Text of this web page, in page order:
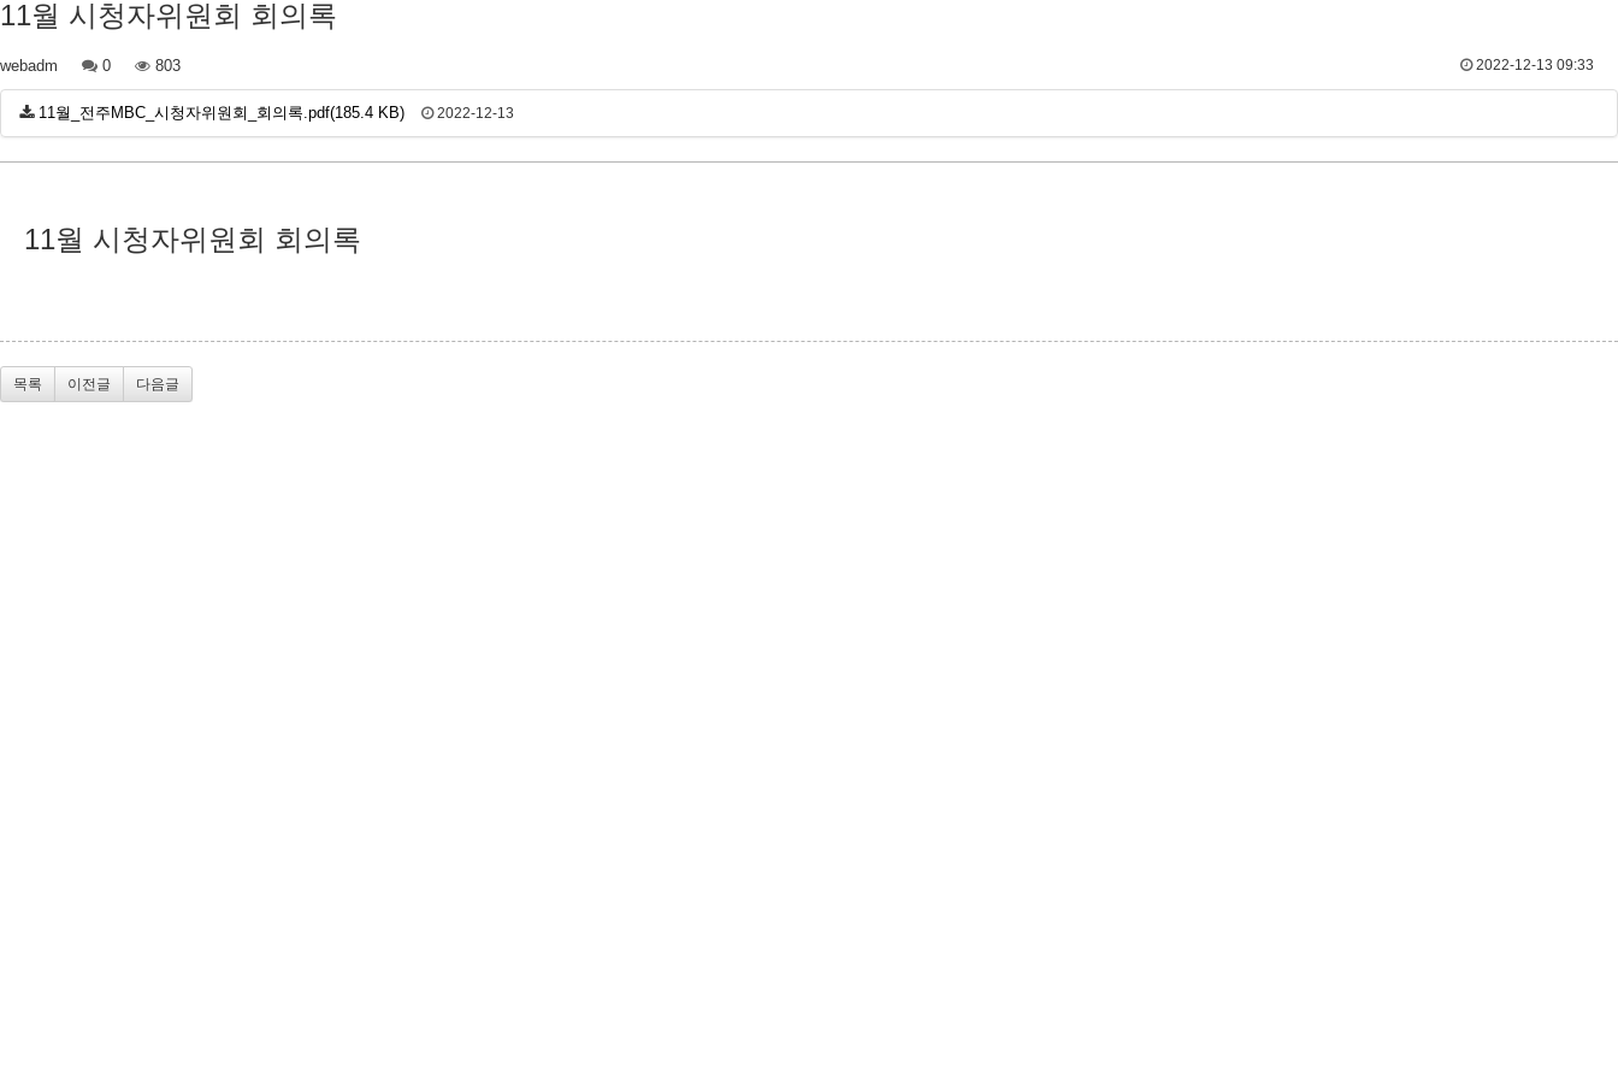
11월 시청자위원회 회의록
webadm 0 803 2022-12-13 09:33
11월_전주MBC_시청자위원회_회의록.pdf(185.4 KB) 2022-12-13
11월 시청자위원회 회의록
목록 이전글 다음글